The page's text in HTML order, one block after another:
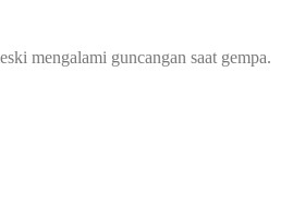
mengalami guncangan saat gempa.